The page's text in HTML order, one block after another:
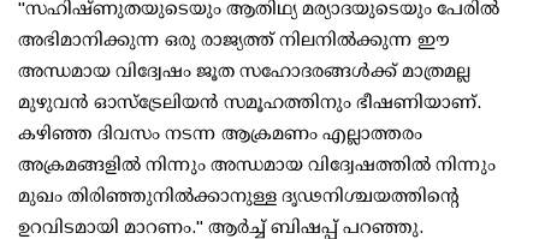
"സഹിഷ്ണുതയുടെയും ആതിഥ്യ മര്യാദയുടെയും പേരിൽ
അഭിമാനിക്കുന്ന ഒരു രാജ്യത്ത് നിലനിൽക്കുന്ന ഈ
അന്ധമായ വിദ്വേഷം ജൂത സഹോദരങ്ങൾക്ക് മാത്രമല്ല
മുഴുവൻ ഓസ്‌ട്രേലിയൻ സമൂഹത്തിനും ഭീഷണിയാണ്.
കഴിഞ്ഞ ദിവസം നടന്ന ആക്രമണം എല്ലാത്തരം
അക്രമങ്ങളിൽ നിന്നും അന്ധമായ വിദ്വേഷത്തിൽ നിന്നും
മുഖം തിരിഞ്ഞുനിൽക്കാനുള്ള ദൃഢനിശ്ചയത്തിൻ്റെ
ഉറവിടമായി മാറണം." ആർച്ച് ബിഷപ്പ് പറഞ്ഞു.